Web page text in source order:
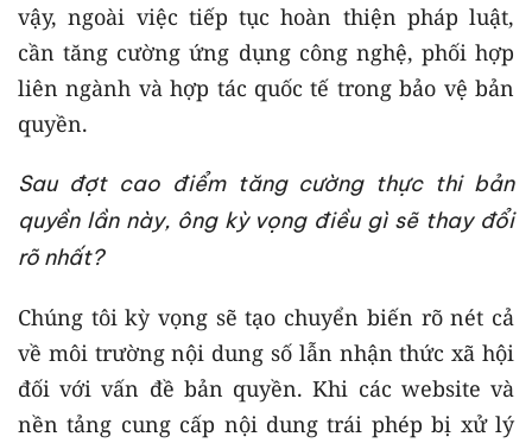
vậy, ngoài việc tiếp tục hoàn thiện pháp luật,
cần tăng cường ứng dụng công nghệ, phối hợp
liên ngành và hợp tác quốc tế trong bảo vệ bản
quyền.
Sau đợt cao điểm tăng cường thực thi bản
quyền lần này, ông kỳ vọng điều gì sẽ thay đổi
rõ nhất?
Chúng tôi kỳ vọng sẽ tạo chuyển biến rõ nét cả
về môi trường nội dung số lẫn nhận thức xã hội
đối với vấn đề bản quyền. Khi các website và
nền tảng cung cấp nội dung trái phép bị xử lý